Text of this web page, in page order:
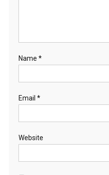
Name *
Email *
Website